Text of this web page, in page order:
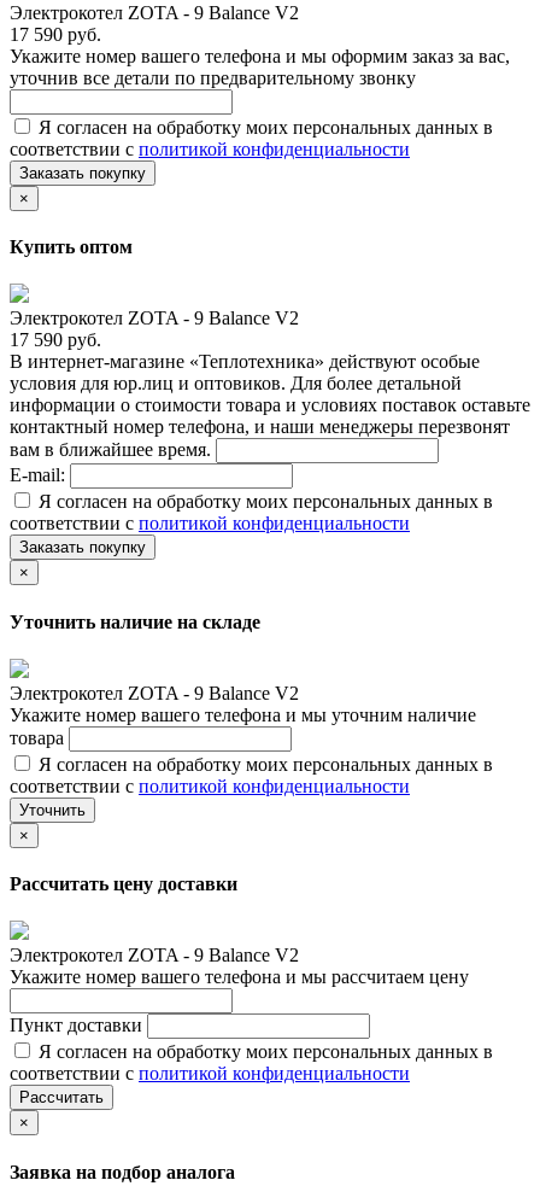
Электрокотел ZOTA - 9 Balance V2
17 590 руб.
Укажите номер вашего телефона и мы оформим заказ за вас,
уточнив все детали по предварительному звонку
Я согласен на обработку моих персональных данных в
соответствии с политикой конфиденциальности
Заказать покупку
×
Купить оптом
Электрокотел ZOTA - 9 Balance V2
17 590 руб.
В интернет-магазине «Теплотехника» действуют особые
условия для юр.лиц и оптовиков. Для более детальной
информации о стоимости товара и условиях поставок оставьте
контактный номер телефона, и наши менеджеры перезвонят
вам в ближайшее время.
E-mail:
Я согласен на обработку моих персональных данных в
соответствии с политикой конфиденциальности
Заказать покупку
×
Уточнить наличие на складе
Электрокотел ZOTA - 9 Balance V2
Укажите номер вашего телефона и мы уточним наличие
товара
Я согласен на обработку моих персональных данных в
соответствии с политикой конфиденциальности
Уточнить
×
Рассчитать цену доставки
Электрокотел ZOTA - 9 Balance V2
Укажите номер вашего телефона и мы рассчитаем цену
Пункт доставки
Я согласен на обработку моих персональных данных в
соответствии с политикой конфиденциальности
Рассчитать
×
Заявка на подбор аналога